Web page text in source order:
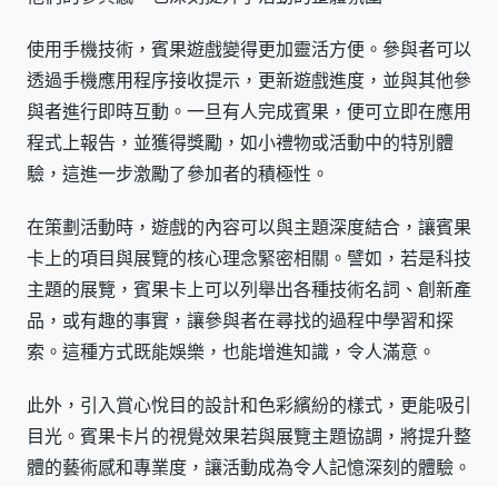
使用手機技術，賓果遊戲變得更加靈活方便。參與者可以
透過手機應用程序接收提示，更新遊戲進度，並與其他參
與者進行即時互動。一旦有人完成賓果，便可立即在應用
程式上報告，並獲得獎勵，如小禮物或活動中的特別體
驗，這進一步激勵了參加者的積極性。
在策劃活動時，遊戲的內容可以與主題深度結合，讓賓果
卡上的項目與展覽的核心理念緊密相關。譬如，若是科技
主題的展覽，賓果卡上可以列舉出各種技術名詞、創新產
品，或有趣的事實，讓參與者在尋找的過程中學習和探
索。這種方式既能娛樂，也能增進知識，令人滿意。
此外，引入賞心悅目的設計和色彩繽紛的樣式，更能吸引
目光。賓果卡片的視覺效果若與展覽主題協調，將提升整
體的藝術感和專業度，讓活動成為令人記憶深刻的體驗。